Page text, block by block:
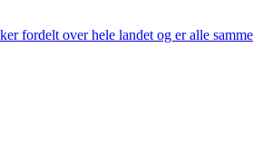
fordelt over hele landet og er alle